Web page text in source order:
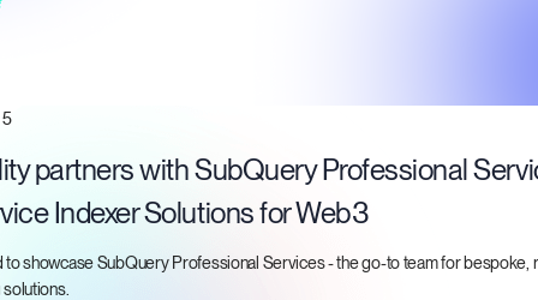
partners with SubQuery Professional
Indexer Solutions for Web3
to showcase SubQuery Professional Services - the go-to team for bespoke,